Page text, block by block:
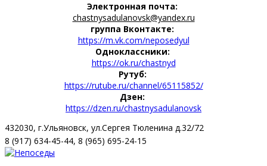
Электронная почта:
chastnysadulanovsk@yandex.ru
группа Вконтакте:
https://m.vk.com/neposedyul
Одноклассники:
https://ok.ru/chastnyd
Рутуб:
https://rutube.ru/channel/65115852/
Дзен:
https://dzen.ru/chastnysadulanovsk
432030, г.Ульяновск, ул.Сергея Тюленина д.32/72
8 (917) 634-45-44, 8 (965) 695-24-15